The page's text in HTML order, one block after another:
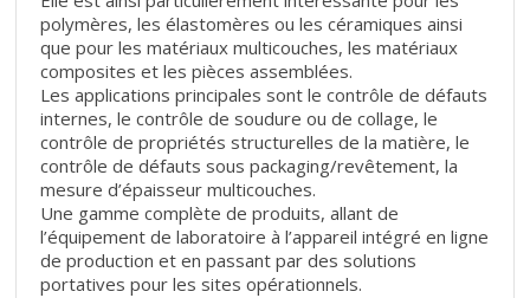
polymères, les élastomères ou les céramiques ainsi
que pour les matériaux multicouches, les matériaux
composites et les pièces assemblées.
Les applications principales sont le contrôle de défauts
internes, le contrôle de soudure ou de collage, le
contrôle de propriétés structurelles de la matière, le
contrôle de défauts sous packaging/revêtement, la
mesure d’épaisseur multicouches.
Une gamme complète de produits, allant de
l’équipement de laboratoire à l’appareil intégré en ligne
de production et en passant par des solutions
portatives pour les sites opérationnels.